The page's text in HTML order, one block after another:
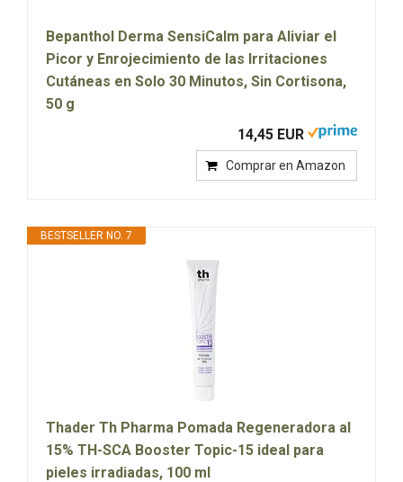
Bepanthol Derma SensiCalm para Aliviar el
Picor y Enrojecimiento de las Irritaciones
Cutáneas en Solo 30 Minutos, Sin Cortisona,
50 g
14,45 EUR
Comprar en Amazon
BESTSELLER NO. 7
Thader Th Pharma Pomada Regeneradora al
15% TH-SCA Booster Topic-15 ideal para
pieles irradiadas, 100 ml